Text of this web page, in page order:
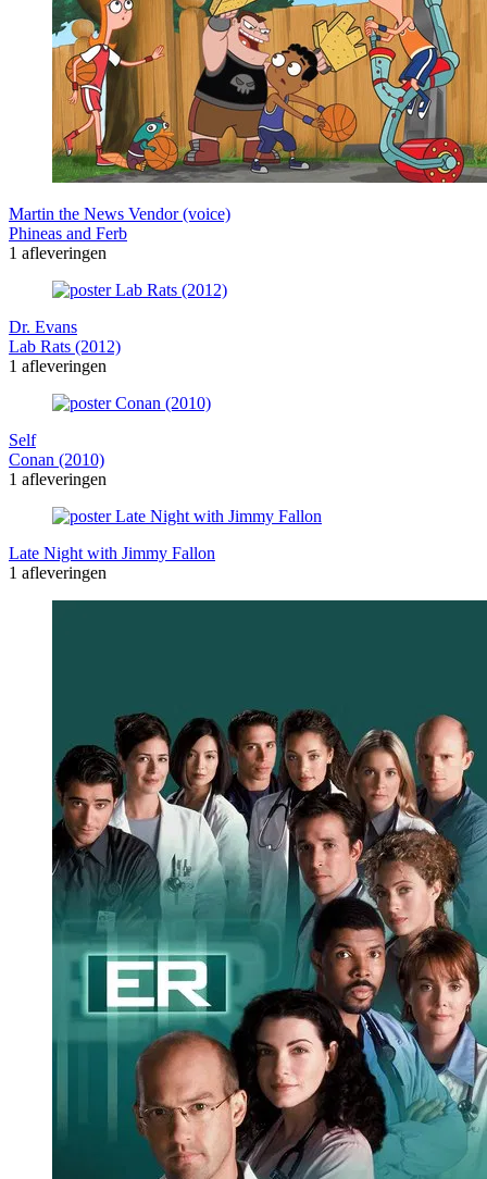
Martin the News Vendor (voice)
Phineas and Ferb
1 afleveringen
Dr. Evans
Lab Rats (2012)
1 afleveringen
Self
Conan (2010)
1 afleveringen
Late Night with Jimmy Fallon
1 afleveringen